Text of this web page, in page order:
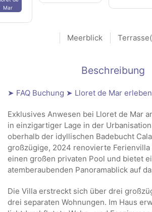
Mar
Meerblick
Beschreibung
➤ FAQ Buchung ➤ Lloret de Mar erleben
Exklusives Anwesen bei Lloret de Mar
in einzigartiger Lage in der
oberhalb der idyllischen Badebucht
großzügige, 2024 renovierte
einen großen privaten Pool und bietet
atemberaubenden Panoramablick auf
Die Villa erstreckt sich über drei
drei separaten Wohnungen. Im Haus